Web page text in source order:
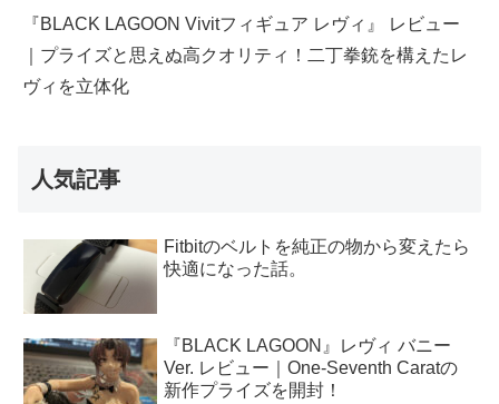
『BLACK LAGOON Vivitフィギュア レヴィ』 レビュー
｜プライズと思えぬ高クオリティ！二丁拳銃を構えたレ
ヴィを立体化
人気記事
Fitbitのベルトを純正の物から変えたら
快適になった話。
『BLACK LAGOON』レヴィ バニー
Ver. レビュー｜One-Seventh Caratの
新作プライズを開封！